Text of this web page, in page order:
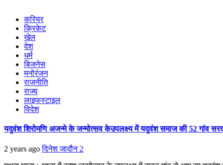
करियर
क्रिकेट
खेल
देश
धर्म
बिजनेस
मनोरंजन
राजनीति
राज्य
लाइफस्टाइल
विदेश
यदुवंश शिरोमणि अजन्मे के जन्मोत्सव केउपलक्ष्य में यदुवंश समाज की 52 गांव
2 years agoदिनेश जादौन 2